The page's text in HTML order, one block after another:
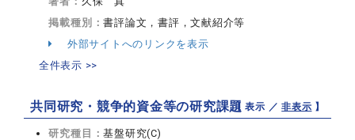
掲載種別：書評論文，書評，文献紹介等
外部サイトへのリンクを表示
全件表示 >>
共同研究・競争的資金等の研究課題【 表示 ／非表示 】
研究種目：基盤研究(C)